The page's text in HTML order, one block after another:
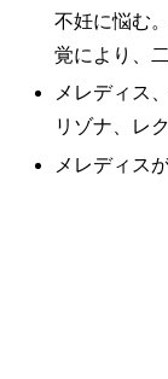
不妊に悩む
覚により、
メレディス
リゾナ、レ
メレディス